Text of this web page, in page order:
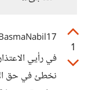
1
في رأيي
نخطئ في حق